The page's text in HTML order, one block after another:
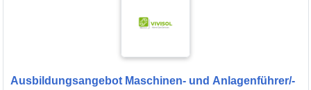
Ausbildungsangebot Maschinen- und Anlagenführer/-